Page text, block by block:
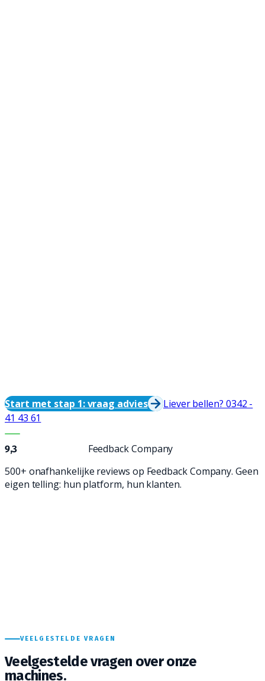
Start met stap 1: vraag advies
Liever bellen? 0342 -
41 43 61
BEWIJS IN CIJFERS
9,3
Feedback Company
500+ onafhankelijke reviews op Feedback Company. Geen
eigen telling: hun platform, hun klanten.
VEELGESTELDE VRAGEN
Veelgestelde vragen over onze
machines.